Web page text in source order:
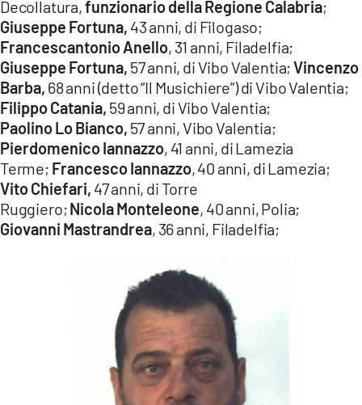
Decollatura,funzionario della Regione Calabria;
Giuseppe Fortuna, 43 anni, di Filogaso;
Francescantonio Anello, 31 anni, Filadelfia;
Giuseppe Fortuna, 57 anni, di Vibo Valentia;Vincenzo
Barba, 68 anni (detto “Il Musichiere”) di Vibo Valentia;
FilippoCatania, 59 anni, di Vibo Valentia;
PaolinoLoBianco, 57 anni, Vibo Valentia;
PierdomenicoIannazzo, 41 anni, di Lamezia
Terme; FrancescoIannazzo, 40 anni, di Lamezia;
VitoChiefari, 47 anni, di Torre
Ruggiero;NicolaMonteleone, 40 anni, Polia;
Giovanni Mastrandrea, 36 anni, Filadelfia;